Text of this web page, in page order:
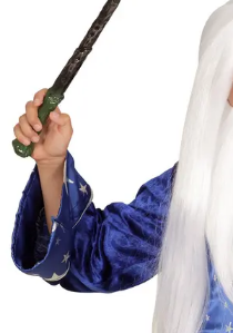
Kreatív játékok
- Kreatív játékok
- Rajzolók
- Nyomdák
- Gyurmák
Társasjátékok
Asztali játékok
Nyári játékok
- Homokozójátékok
- Műanyag hajók
- Hinta, csúszda
- Ütők, dobálók
- Strandcikkek
- Egyéb nyári játékok
Lábbal hajtós